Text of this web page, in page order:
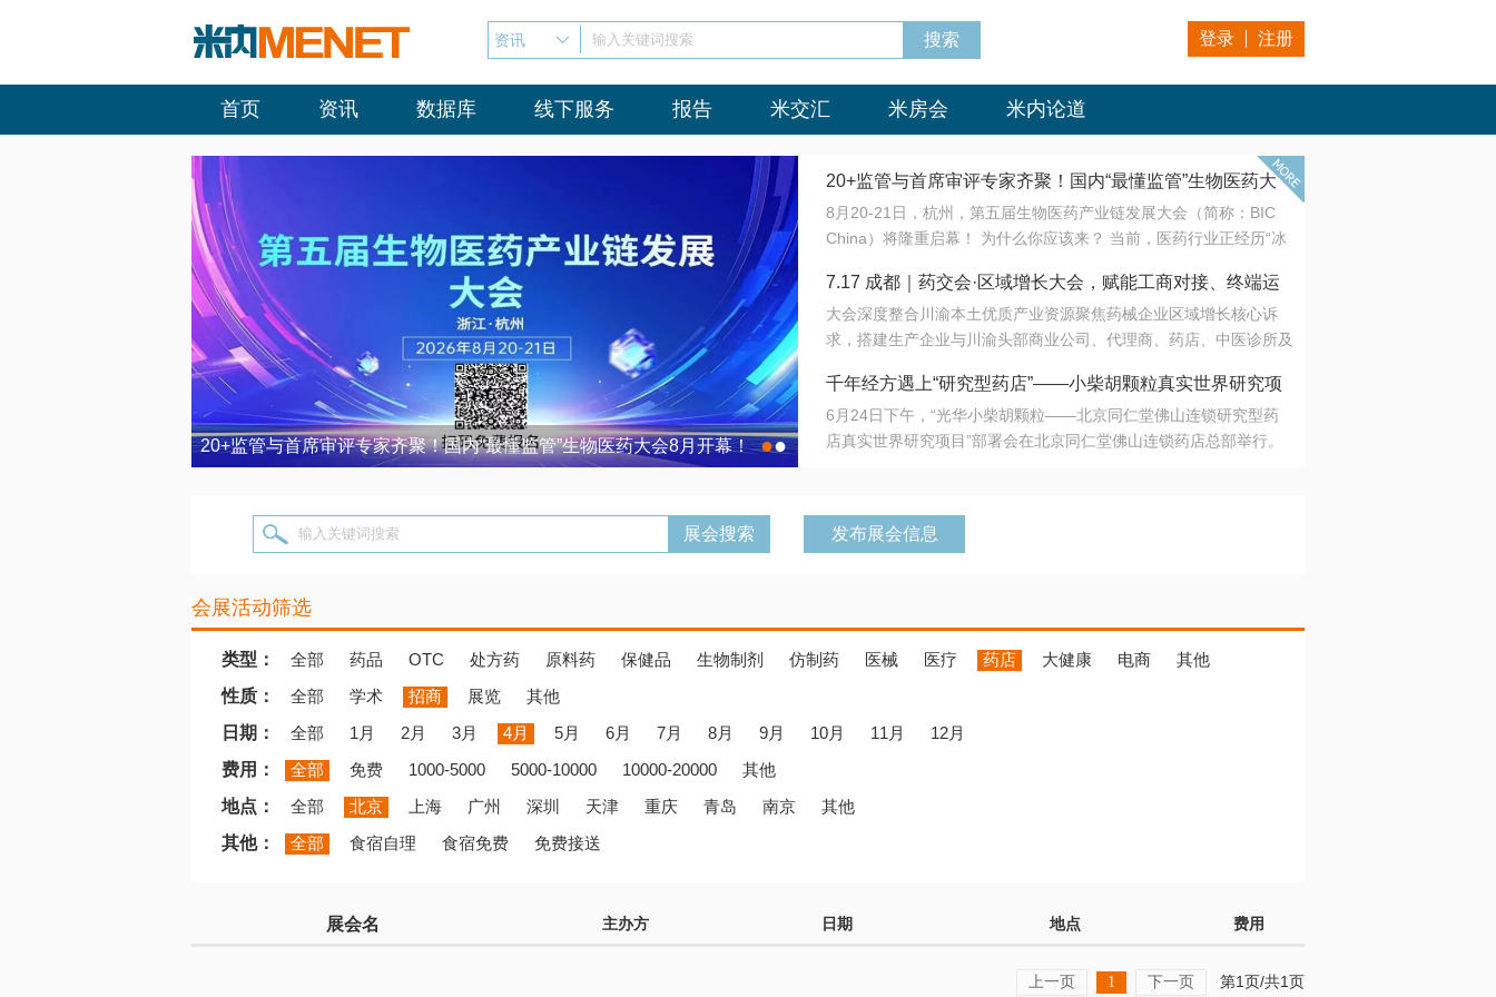
资讯 输入关键词搜索 登录 注册
首页 资讯 数据库 线下服务 报告 米交汇 米房会 米内论道
20+监管与首席审评专家齐聚！国内“最懂监管”生物医药大会8月开幕！ 7.17 成都｜药交会·区域增长大会，赋能工商对接、终端运营
●●
20+监管与首席审评专家齐聚！国内“最懂监管”生物医药大
会8月开幕！
8月20-21日，杭州，第五届生物医药产业链发展大会（简称：BIC
China）将隆重启幕！ 为什么你应该来？ 当前，医药行业正经历“冰
法正重新定义研发效率；另一端是创新药“最后一公里”的支付与入院
难题，呼唤更成熟的产业生态。 同质化“内卷”已无出路，全产业链协
同与出海能力建设才是破局关键。 本届大会以 “重构生态，定义未
算力突围；从中药创新、复杂药物制剂、CGT、多肽与小核酸的技
术攻坚，到CDMO的柔性智造。 我们致力于打破壁垒，让“实验
室”与“生产线”、“研发端”与“支付端”深度对话，更让监管、产业、资
7.17 成都｜药交会·区域增长大会，赋能工商对接、终端运
营
大会深度整合川渝本土优质产业资源聚焦药械企业区域增长核心诉
求，搭建生产企业与川渝头部商业公司、代理商、药店、中医诊所及
域增量份额夯实西南市场战略布局
千年经方遇上“研究型药店”——小柴胡颗粒真实世界研究项
目在北京同仁堂佛山连锁启动
6月24日下午，“光华小柴胡颗粒——北京同仁堂佛山连锁研究型药
店真实世界研究项目”部署会在北京同仁堂佛山连锁药店总部举行。
输入关键词搜索 发布展会信息
会展活动筛选
类型： 全部 药品 OTC 处方药 原料药 保健品 生物制剂 仿制药 医械 医疗 药店 大健康 电商
其他
性质：
全部 学术 招商 展览
其他
日期：
全部 1月 2月 3月 4月 5月 6月 7月 8月 9月 10月 11月
12月
费用：
全部 免费 1000-5000 5000-10000 10000-20000
其他
地点：
全部 北京 上海 广州 深圳 天津 重庆 青岛 南京
其他
其他：
全部 食宿自理 食宿免费 免费接送
展会名 主办方 日期 地点 费用
上一页 1 下一页 第1页/共1页